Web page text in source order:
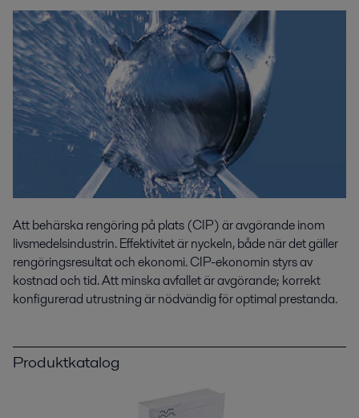
Att behärska rengöring på plats (CIP) är avgörande inom
livsmedelsindustrin. Effektivitet är nyckeln, både när det gäller
rengöringsresultat och ekonomi. CIP-ekonomin styrs av
kostnad och tid. Att minska avfallet är avgörande; korrekt
konfigurerad utrustning är nödvändig för optimal prestanda.
Produktkatalog